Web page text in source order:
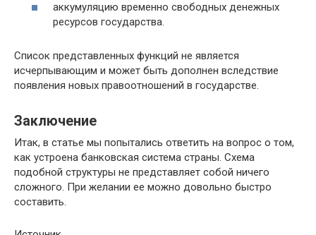
аккумуляцию временно свободных денежных
ресурсов государства.
Список представленных функций не является
исчерпывающим и может быть дополнен вследствие
появления новых правоотношений в государстве.
Заключение
Итак, в статье мы попытались ответить на вопрос о том,
как устроена банковская система страны. Схема
подобной структуры не представляет собой ничего
сложного. При желании ее можно довольно быстро
составить.